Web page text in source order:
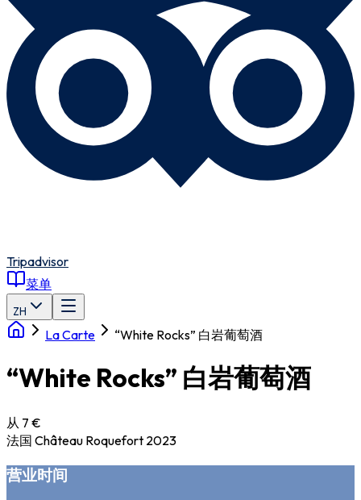
Tripadvisor
菜单
ZH
La Carte “White Rocks” 白岩葡萄酒
“White Rocks” 白岩葡萄酒
从 7 €
法国 Château Roquefort 2023
营业时间